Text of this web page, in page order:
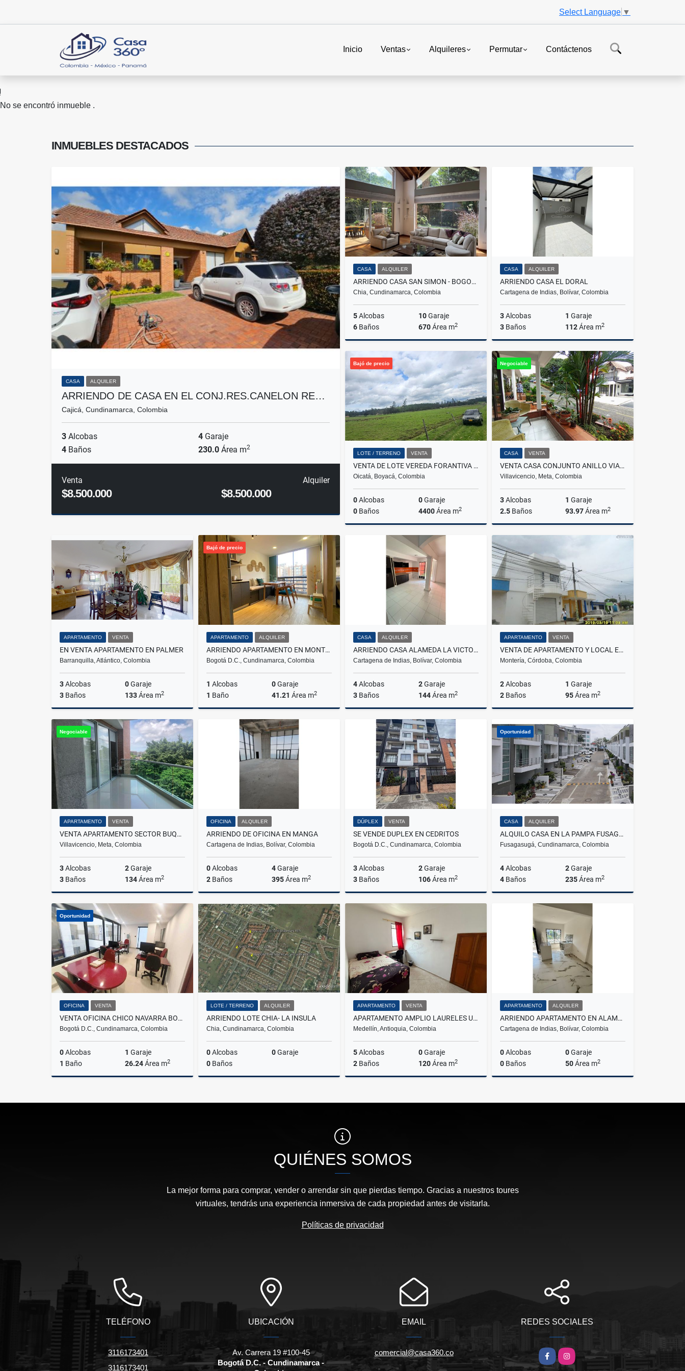
Select Language ▼
Inicio Ventas Alquileres Permutar Contáctenos
No se encontró inmueble .
INMUEBLES DESTACADOS
CASA ALQUILER
ARRIENDO DE CASA EN EL CONJ.RES.CANELON RE…
Cajicá, Cundinamarca, Colombia
3 Alcobas 4 Garaje
4 Baños 230.0 Área m2
Venta
$8.500.000
Alquiler
$8.500.000
CASA ALQUILER
ARRIENDO CASA SAN SIMON - BOGOTA
Chia, Cundinamarca, Colombia
5Alcobas 10Garaje
6 Baños 670Área m2
Alquiler
$18.000.000
CASA ALQUILER
ARRIENDO CASA EL DORAL
Cartagena de Indias, Bolívar, Colombia
3Alcobas 1 Garaje
3 Baños 112Área m2
Alquiler
$3.200.000
Bajó de precio
LOTE / TERRENO VENTA
VENTA DE LOTE VEREDA FORANTIVA OICATA
Oicatá, Boyacá, Colombia
0Alcobas 0Garaje
0 Baños 4400Área m2
$148.000.000
Negociable
CASA VENTA
VENTA CASA CONJUNTO ANILLO VIAL HACARITAMA
Villavicencio, Meta, Colombia
3Alcobas 1 Garaje
2.5 Baños 93.97Área m2
Venta
APARTAMENTO VENTA
EN VENTA APARTAMENTO EN PALMER
Barranquilla, Atlántico, Colombia
3Alcobas 0Garaje
3 Baños 133Área m2
Venta
$461.000.000
Bajó de precio
APARTAMENTO ALQUILER
ARRIENDO APARTAMENTO EN MONTEVIDEO SALITRE FONTIBON BOGOTÁ
Bogotá D.C., Cundinamarca, Colombia
1 Alcobas 0Garaje
1 Baño 41.21 Área m2
$1.900.000
CASA ALQUILER
ARRIENDO CASA ALAMEDA LA VICTORIA
Cartagena de Indias, Bolívar, Colombia
4Alcobas 2Garaje
3 Baños 144Área m2
Alquiler
$2.900.000
APARTAMENTO VENTA
VENTA DE APARTAMENTO Y LOCAL EN EL BARRIO 6 DE MARZO
Montería, Córdoba, Colombia
2Alcobas 1 Garaje
2 Baños 95Área m2
Venta
$160.000.000
Negociable
APARTAMENTO VENTA
VENTA APARTAMENTO SECTOR BUQUE VILLAVICENCIO
Villavicencio, Meta, Colombia
3Alcobas 2Garaje
3 Baños 134Área m2
Venta
$680.000.000
OFICINA ALQUILER
ARRIENDO DE OFICINA EN MANGA
Cartagena de Indias, Bolívar, Colombia
0Alcobas 4Garaje
2 Baños 395Área m2
Alquiler
$47.400.000
DÚPLEX VENTA
SE VENDE DUPLEX EN CEDRITOS
Bogotá D.C., Cundinamarca, Colombia
3Alcobas 2Garaje
3 Baños 106Área m2
$675.000.000
Oportunidad
CASA ALQUILER
ALQUILO CASA EN LA PAMPA FUSAGASUGA
Fusagasugá, Cundinamarca, Colombia
4Alcobas 2Garaje
4 Baños 235Área m2
$3.000.000
Oportunidad
OFICINA VENTA
VENTA OFICINA CHICO NAVARRA BOGOTA
Bogotá D.C., Cundinamarca, Colombia
0Alcobas 1 Garaje
1 Baño 26.24Área m2
$226.000.000
LOTE / TERRENO ALQUILER
ARRIENDO LOTE CHIA- LA INSULA
Chia, Cundinamarca, Colombia
0Alcobas 0Garaje
0 Baños
$18.000.000
APARTAMENTO VENTA
APARTAMENTO AMPLIO LAURELES UPB
Medellín, Antioquia, Colombia
5Alcobas 0Garaje
2 Baños 120Área m2
$650.000.000
APARTAMENTO ALQUILER
ARRIENDO APARTAMENTO EN ALAMEDA LA VICTORIA
Cartagena de Indias, Bolívar, Colombia
0Alcobas 0Garaje
0 Baños 50Área m2
$1.100.000
QUIÉNES SOMOS
La mejor forma para comprar, vender o arrendar sin que pierdas tiempo. Gracias a nuestros toures
virtuales, tendrás una experiencia inmersiva de cada propiedad antes de visitarla.
Políticas de privacidad
TELÉFONO
3116173401
3116173401
UBICACIÓN
Av. Carrera 19 #100-45
Bogotá D.C. - Cundinamarca -
EMAIL
comercial@casa360.co
REDES SOCIALES
FacebookInstagram